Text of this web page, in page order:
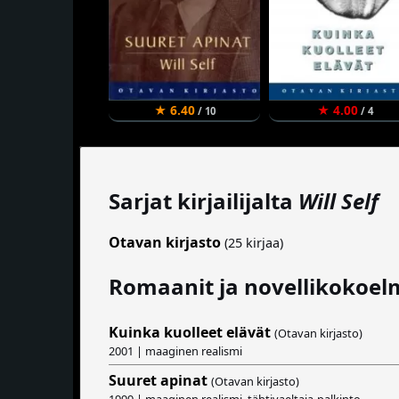
★ 6.40/ 10 ★ 4.00/ 4
Sarjat kirjailijalta Will Self
Otavan kirjasto (25 kirjaa)
Romaanit ja
Kuinka kuolleet elävät (Otavan kirjasto)
2001 | maaginen realismi
Suuret apinat (Otavan kirjasto)